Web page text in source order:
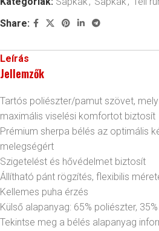
Share:
Leírás
Jellemzők
Tartós poliészter/pamut szövet,
maximális viselési komfortot biztosít
Prémium sherpa bélés az optimális
melegségért
Szigetelést és hővédelmet biztosít
Állítható pánt rögzítés, flexibilis
Kellemes puha érzés
Külső alapanyag: 65% poliészter,
Tekintse meg a bélés alapanyag